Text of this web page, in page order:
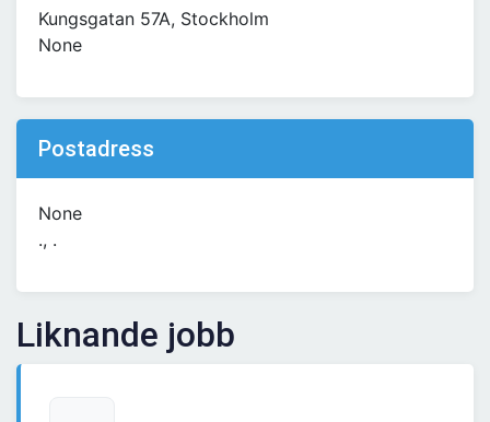
Kungsgatan 57A, Stockholm
None
Postadress
None
., .
Liknande jobb